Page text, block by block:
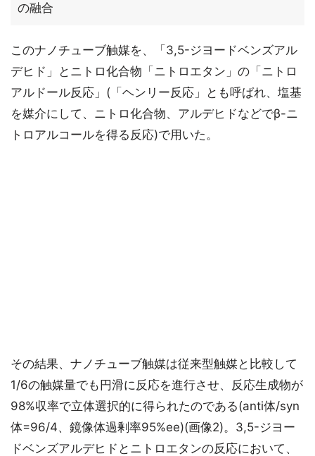
の融合
このナノチューブ触媒を、「3,5-ジヨードベンズアル
デヒド」とニトロ化合物「ニトロエタン」の「ニトロ
アルドール反応」(「ヘンリー反応」とも呼ばれ、塩基
を媒介にして、ニトロ化合物、アルデヒドなどでβ-ニ
トロアルコールを得る反応)で用いた。
その結果、ナノチューブ触媒は従来型触媒と比較して
1/6の触媒量でも円滑に反応を進行させ、反応生成物が
98%収率で立体選択的に得られたのである(anti体/syn
体=96/4、鏡像体過剰率95%ee)(画像2)。3,5-ジヨー
ドベンズアルデヒドとニトロエタンの反応において、